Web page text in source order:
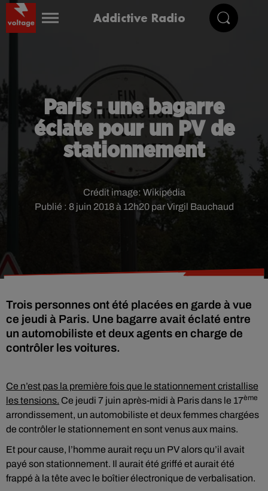
Addictive Radio
Paris : une bagarre
éclate pour un PV de
stationnement
Publié : 8 juin 2018 à 12h20 par Virgil Bauchaud
Crédit image: Wikipédia
Trois personnes ont été placées en garde à vue
ce jeudi à Paris. Une bagarre avait éclaté entre
un automobiliste et deux agents en charge de
contrôler les voitures.
Ce n’est pas la première fois que le stationnement cristallise
les tensions. Ce jeudi 7 juin après-midi à Paris dans le 17ème
arrondissement, un automobiliste et deux femmes chargées
de contrôler le stationnement en sont venus aux mains.
Et pour cause, l’homme aurait reçu un PV alors qu’il avait
payé son stationnement. Il aurait été griffé et aurait été
frappé à la tête avec le boîtier électronique de verbalisation.